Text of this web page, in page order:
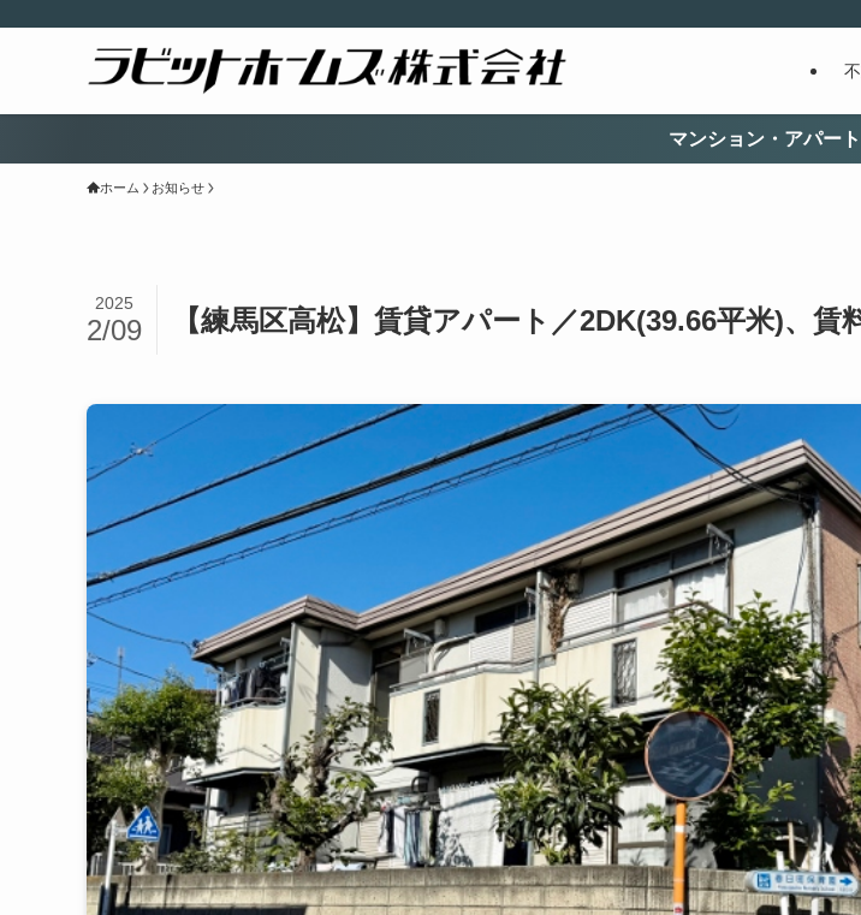
マンション・アパート・ビル・店舗・事
ホーム お知らせ
【練馬区高松】賃貸アパート／2DK(39.66平米)、賃
2025
2/09